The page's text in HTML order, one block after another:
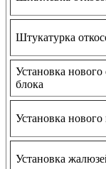
Штукатурка
Установка нового
блока
Установка
Установка